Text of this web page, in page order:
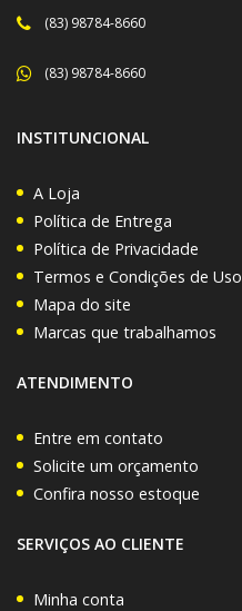
(83) 98784-8660
(83) 98784-8660
INSTITUNCIONAL
A Loja
Política de Entrega
Política de Privacidade
Termos e Condições de Uso
Mapa do site
Marcas que trabalhamos
ATENDIMENTO
Entre em contato
Solicite um orçamento
Confira nosso estoque
SERVIÇOS AO CLIENTE
Minha conta